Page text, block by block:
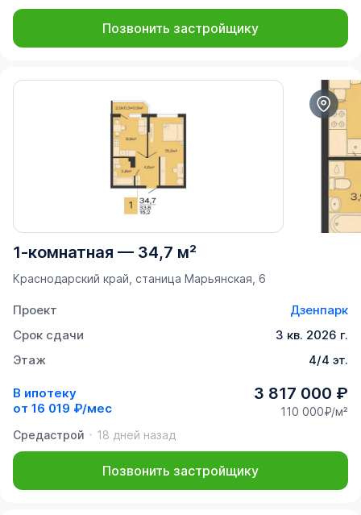
Позвонить застройщику
1-комнатная — 34,7 м²
Краснодарский край, станица Марьянская, 6
Проект
Дзенпарк
Срок сдачи
3 кв. 2026 г.
Этаж
4/4 эт.
В ипотеку
от 16 019 ₽/мес
3 817 000 ₽
110 000₽/м²
Средастрой
18 дней назад
Позвонить застройщику